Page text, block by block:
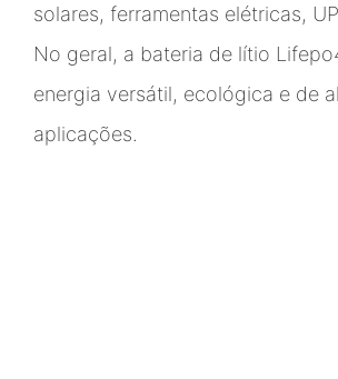
solares, ferramentas elétricas,
No geral, a bateria de lítio
energia versátil, ecológica e de
aplicações.